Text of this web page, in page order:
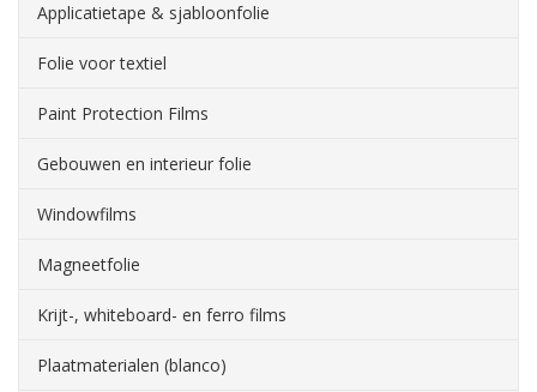
Applicatietape & sjabloonfolie
Folie voor textiel
Paint Protection Films
Gebouwen en interieur folie
Windowfilms
Magneetfolie
Krijt-, whiteboard- en ferro films
Plaatmaterialen (blanco)